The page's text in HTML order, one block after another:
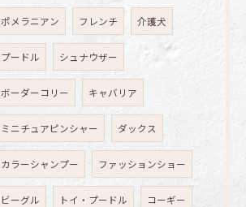
ポメラニアン フレンチ 介護犬
プードル シュナウザー
ボーダーコリー キャバリア
ミニチュアピンシャー ダックス
カラーシャンプー ファッションショー
ビーグル トイ・プードル コーギー